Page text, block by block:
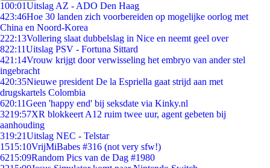
100:01Uitslag AZ - ADO Den Haag
423:46Hoe 30 landen zich voorbereiden op mogelijke oorlog met
China en Noord-Korea
222:13Vollering slaat dubbelslag in Nice en neemt geel over
822:11Uitslag PSV - Fortuna Sittard
421:14Vrouw krijgt door verwisseling het embryo van ander stel
ingebracht
420:35Nieuwe president De la Espriella gaat strijd aan met
drugskartels Colombia
620:11Geen 'happy end' bij seksdate via Kinky.nl
3219:57XR blokkeert A12 ruim twee uur, agent gebeten bij
aanhouding
319:21Uitslag NEC - Telstar
1515:10VrijMiBabes #316 (not very sfw!)
6215:09Random Pics van de Dag #1980